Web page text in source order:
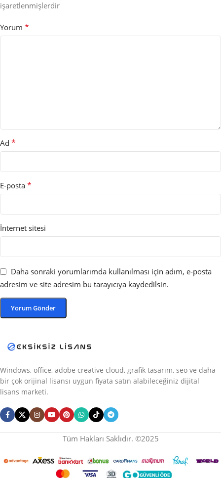
işaretlenmişlerdir
Yorum *
Ad *
E-posta *
İnternet sitesi
Daha sonraki yorumlarımda kullanılması için adım, e-posta
adresim ve site adresim bu tarayıcıya kaydedilsin.
Windows, office, adobe creative cloud, grafik tasarım, seo ve daha
bir çok orijinal lisansı uygun fiyata satın alabileceğiniz dijital
lisans marketi.
Tüm Hakları Saklıdır. ©2025